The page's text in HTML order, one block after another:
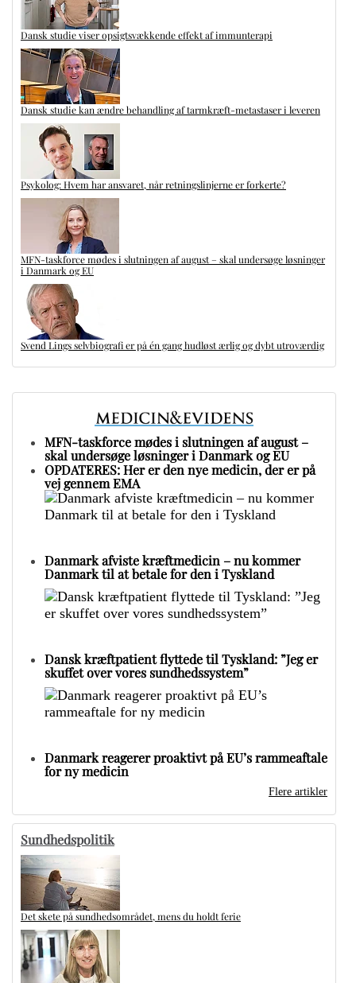
Dansk studie viser opsigtsvækkende effekt af immunterapi
Dansk studie kan ændre behandling af tarmkræft-metastaser i leveren
Psykolog: Hvem har ansvaret, når retningslinjerne er forkerte?
MFN-taskforce mødes i slutningen af august – skal undersøge løsninger
i Danmark og EU
Svend Lings selvbiografi er på én gang hudløst ærlig og dybt utroværdig
MFN-taskforce mødes i slutningen af august –
skal undersøge løsninger i Danmark og EU
OPDATERES: Her er den nye medicin, der er på
vej gennem EMA
Danmark afviste kræftmedicin – nu kommer
Danmark til at betale for den i Tyskland
Dansk kræftpatient flyttede til Tyskland: ”Jeg er
skuffet over vores sundhedssystem”
Danmark reagerer proaktivt på EU’s rammeaftale
for ny medicin
Flere artikler
Sundhedspolitik
Det skete på sundhedsområdet, mens du holdt ferie